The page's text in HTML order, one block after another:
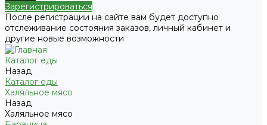
Зарегистрироваться
После регистрации на сайте вам будет доступно
отслеживание состояния заказов, личный кабинет и
другие новые возможности
Каталог еды
Назад
Каталог еды
Халяльное мясо
Назад
Халяльное мясо